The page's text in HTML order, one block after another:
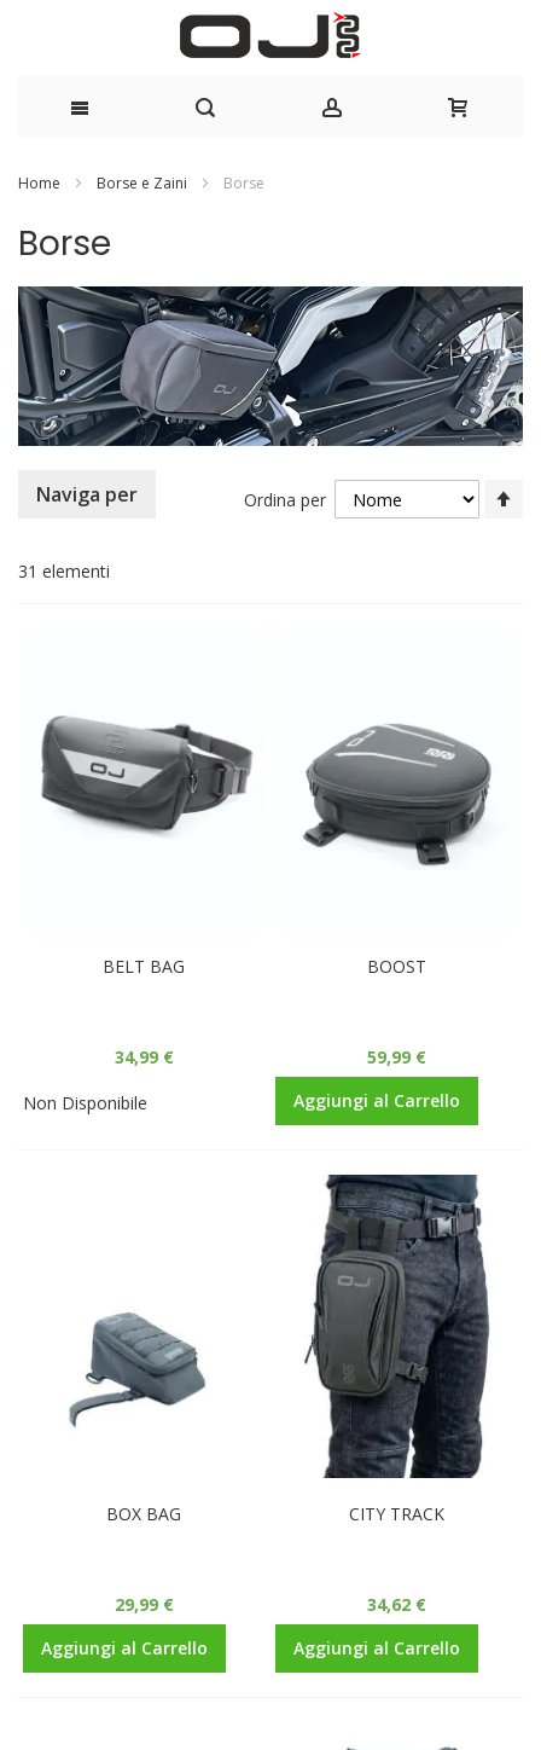
contenuto
Home Borse e Zaini Borse
Borse
31 elementi
Ordina per
BELT BAG
34,99 €
Non Disponibile
BOOST
59,99 €
Aggiungi al Carrello
BOX BAG
29,99 €
Aggiungi al Carrello
CITY TRACK
34,62 €
Aggiungi al Carrello
Naviga per